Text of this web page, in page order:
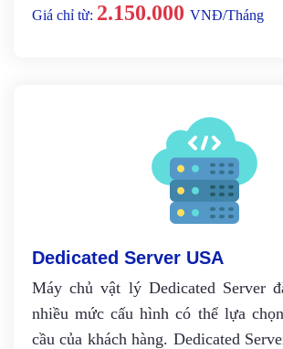
Giá chỉ từ: 2.150.000 VNĐ/Tháng
Dedicated Server USA
Máy chủ vật lý Dedicated Server
nhiều mức cấu hình có thể lựa
cầu của khách hàng. Dedicated